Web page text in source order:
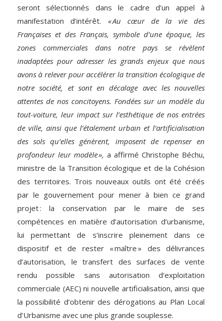
seront sélectionnés dans le cadre d’un appel à
manifestation d’intérêt. « Au cœur de la vie des
Françaises et des Français, symbole d’une époque, les
zones commerciales dans notre pays se révèlent
inadaptées pour adresser les grands enjeux que nous
avons à relever pour accélérer la transition écologique de
notre société, et sont en décalage avec les nouvelles
attentes de nos concitoyens. Fondées sur un modèle du
tout-voiture, leur impact sur l’esthétique de nos entrées
de ville, ainsi que l’étalement urbain et l’artificialisation
des sols qu’elles génèrent, imposent de repenser en
profondeur leur modèle », a affirmé Christophe Béchu,
ministre de la Transition écologique et de la Cohésion
des territoires. Trois nouveaux outils ont été créés
par le gouvernement pour mener à bien ce grand
projet : la conservation par le maire de ses
compétences en matière d’autorisation d’urbanisme,
lui permettant de s’inscrire pleinement dans ce
dispositif et de rester « maître » des délivrances
d’autorisation, le transfert des surfaces de vente
rendu possible sans autorisation d’exploitation
commerciale (AEC) ni nouvelle artificialisation, ainsi que
la possibilité d’obtenir des dérogations au Plan Local
d’Urbanisme avec une plus grande souplesse.